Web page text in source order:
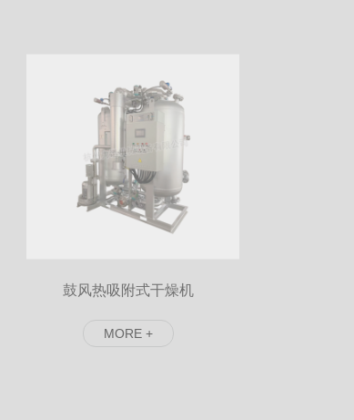
鼓风热吸附式干燥机
MORE +